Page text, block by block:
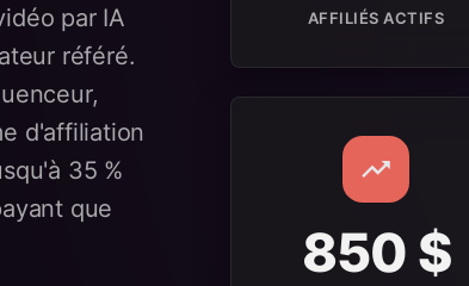
par IA
référé.
d'affiliation
35 %
que
AFFILIÉS ACTIFS
850 $